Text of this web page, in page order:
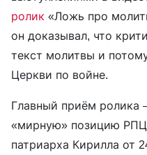
ролик «Ложь про
он доказывал, что
текст молитвы и
Церкви по войне.
Главный приём ролика
«мирную» позицию
патриарха Кирилла от